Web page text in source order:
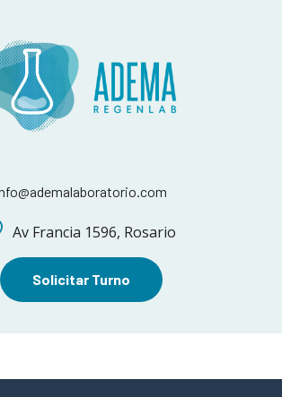
Av Francia 1596, Rosario
Solicitar Turno